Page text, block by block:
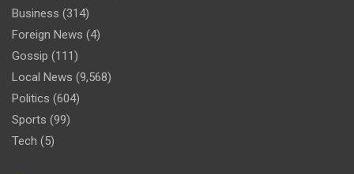
Business (314)
Foreign News (4)
Gossip (111)
Local News (9,568)
Politics (604)
Sports (99)
Tech (5)